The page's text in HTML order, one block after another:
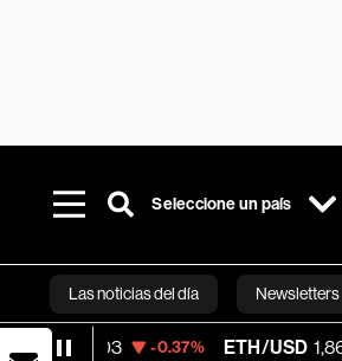
Seleccione un país
Las noticias del día Newsletters
ETH/USD 1,864.535 -0.58%